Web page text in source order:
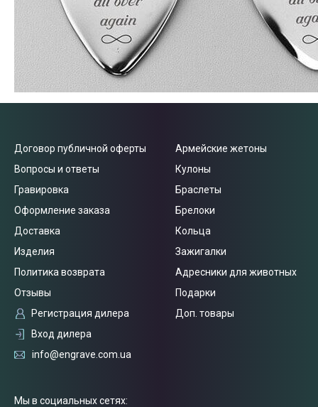
Договор публичной оферты
Вопросы и ответы
Гравировка
Оформление заказа
Доставка
Изделия
Политика возврата
Отзывы
Регистрация дилера
Вход дилера
Армейские жетоны
Кулоны
Браслеты
Брелоки
Кольца
Зажигалки
Адресники для животных
Подарки
Доп. товары
info@engrave.com.ua
Мы в социальных сетях:
Связатьсяс нами